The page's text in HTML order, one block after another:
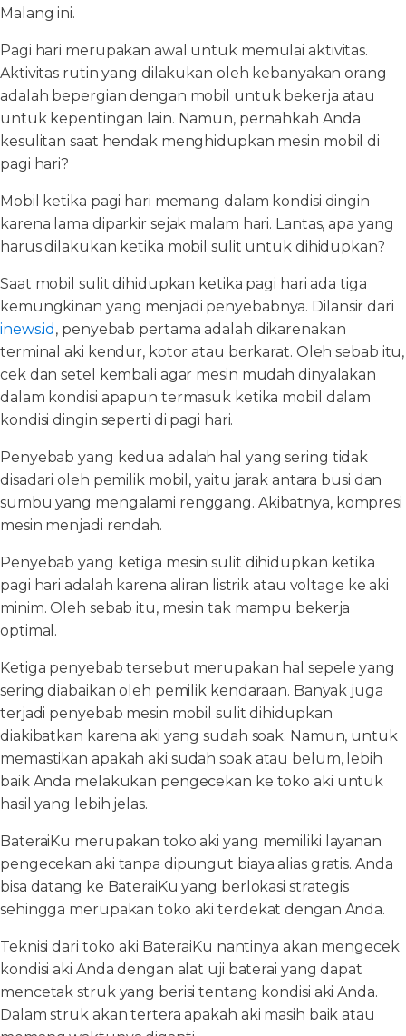
Malang ini.
Pagi hari merupakan awal untuk memulai aktivitas.
Aktivitas rutin yang dilakukan oleh kebanyakan orang
adalah bepergian dengan mobil untuk bekerja atau
untuk kepentingan lain. Namun, pernahkah Anda
kesulitan saat hendak menghidupkan mesin mobil di
pagi hari?
Mobil ketika pagi hari memang dalam kondisi dingin
karena lama diparkir sejak malam hari. Lantas, apa yang
harus dilakukan ketika mobil sulit untuk dihidupkan?
Saat mobil sulit dihidupkan ketika pagi hari ada tiga
kemungkinan yang menjadi penyebabnya. Dilansir dari
inews.id , penyebab pertama adalah dikarenakan
terminal aki kendur, kotor atau berkarat. Oleh sebab itu,
cek dan setel kembali agar mesin mudah dinyalakan
dalam kondisi apapun termasuk ketika mobil dalam
kondisi dingin seperti di pagi hari.
Penyebab yang kedua adalah hal yang sering tidak
disadari oleh pemilik mobil, yaitu jarak antara busi dan
sumbu yang mengalami renggang. Akibatnya, kompresi
mesin menjadi rendah.
Penyebab yang ketiga mesin sulit dihidupkan ketika
pagi hari adalah karena aliran listrik atau voltage ke aki
minim. Oleh sebab itu, mesin tak mampu bekerja
optimal.
Ketiga penyebab tersebut merupakan hal sepele yang
sering diabaikan oleh pemilik kendaraan. Banyak juga
terjadi penyebab mesin mobil sulit dihidupkan
diakibatkan karena aki yang sudah soak. Namun, untuk
memastikan apakah aki sudah soak atau belum, lebih
baik Anda melakukan pengecekan ke toko aki untuk
hasil yang lebih jelas.
BateraiKu merupakan toko aki yang memiliki layanan
pengecekan aki tanpa dipungut biaya alias gratis. Anda
bisa datang ke BateraiKu yang berlokasi strategis
sehingga merupakan toko aki terdekat dengan Anda.
Teknisi dari toko aki BateraiKu nantinya akan mengecek
kondisi aki Anda dengan alat uji baterai yang dapat
mencetak struk yang berisi tentang kondisi aki Anda.
Dalam struk akan tertera apakah aki masih baik atau